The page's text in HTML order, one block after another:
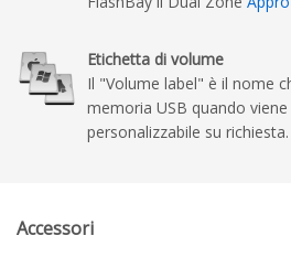
Etichetta di volume
Il "Volume label" è il nome
memoria USB quando
personalizzabile su richiesta.
Accessori